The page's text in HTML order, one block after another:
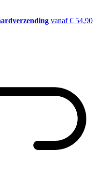
vanaf € 54,90